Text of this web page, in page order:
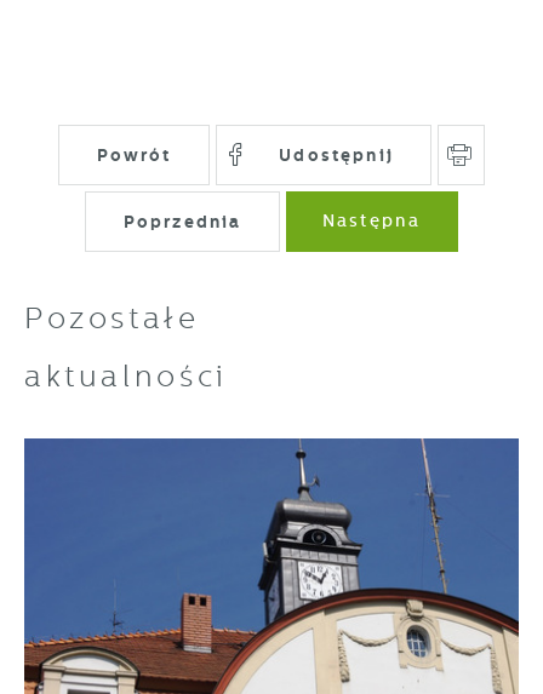
Powrót Udostępnij
Poprzednia Następna
Pozostałe
aktualności